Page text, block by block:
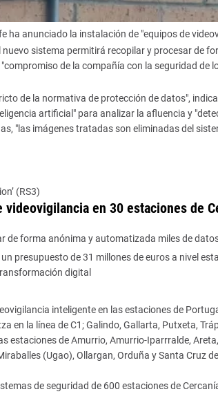
ha anunciado la instalación de "equipos de
nuevo sistema permitirá recopilar y procesar de
de la compañía con la seguridad de
de la normativa de protección de datos",
artificial" para analizar la afluencia y
"las imágenes tratadas son eliminadas del
(RS3)
en 30 estaciones de
de forma anónima y automatizada miles de
presupuesto de 31 millones de euros a nivel
digital
inteligente en las estaciones de
en la línea de C1; Galindo, Gallarta, Putxeta,
estaciones de Amurrio, Amurrio-Iparrralde,
(Ugao), Ollargan, Orduña y Santa Cruz
de seguridad de 600 estaciones de